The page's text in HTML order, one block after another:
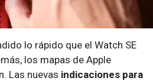
lo rápido que el Watch SE
los mapas de Apple
Las nuevas indicaciones para